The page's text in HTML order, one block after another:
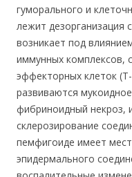
гуморального и
лежит дезорганизация
возникает под
иммунных комплексов,
эффекторных клеток
развиваются
фибриноидный некроз,
склерозирование
пемфигоиде имеет
эпидермального